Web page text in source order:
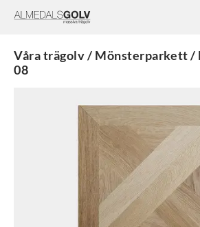
Våra trägolv / Mönsterparkett
08